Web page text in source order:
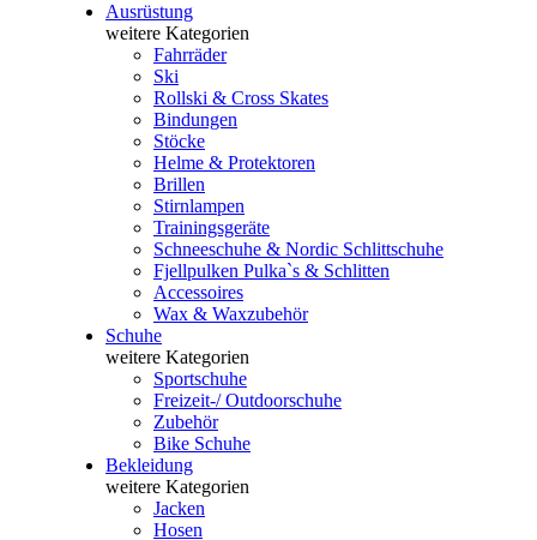
Ausrüstung
weitere Kategorien
Fahrräder
Ski
Rollski & Cross Skates
Bindungen
Stöcke
Helme & Protektoren
Brillen
Stirnlampen
Trainingsgeräte
Schneeschuhe & Nordic Schlittschuhe
Fjellpulken Pulka`s & Schlitten
Accessoires
Wax & Waxzubehör
Schuhe
weitere Kategorien
Sportschuhe
Freizeit-/ Outdoorschuhe
Zubehör
Bike Schuhe
Bekleidung
weitere Kategorien
Jacken
Hosen